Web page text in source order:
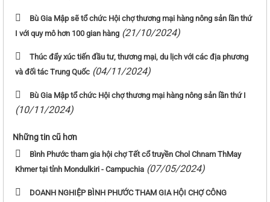
Bù Gia Mập sẽ tổ chức Hội chợ thương mại hàng nông sản lần thứ
I với quy mô hơn 100 gian hàng (21/10/2024)
Thúc đẩy xúc tiến đầu tư, thương mại, du lịch với các địa phương
và đối tác Trung Quốc (04/11/2024)
Bù Gia Mập tổ chức Hội chợ thương mại hàng nông sản lần thứ I
(10/11/2024)
Những tin cũ hơn
Bình Phước tham gia hội chợ Tết cổ truyền Chol Chnam ThMay
Khmer tại tỉnh Mondulkiri - Campuchia (07/05/2024)
DOANH NGHIỆP BÌNH PHƯỚC THAM GIA HỘI CHỢ CÔNG